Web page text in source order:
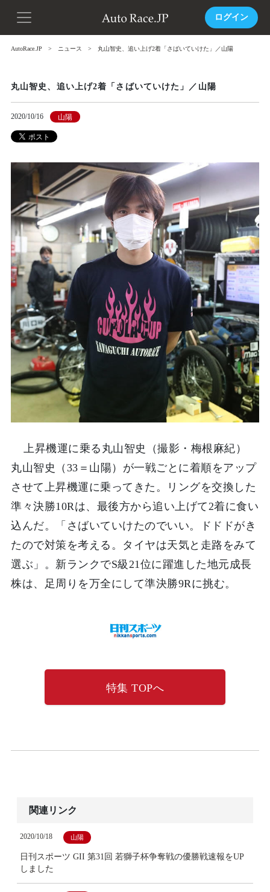
ログイン
AutoRace.JP ニュース 丸山智史、追い上げ2着「さばいていけた」／山陽
丸山智史、追い上げ2着「さばいていけた」／山陽
2020/10/16 山陽
上昇機運に乗る丸山智史（撮影・梅根麻紀）
丸山智史（33＝山陽）が一戦ごとに着順をアップ
させて上昇機運に乗ってきた。リングを交換した
準々決勝10Rは、最後方から追い上げて2着に食い
込んだ。「さばいていけたのでいい。ドドドがき
たので対策を考える。タイヤは天気と走路をみて
選ぶ」。新ランクでS級21位に躍進した地元成長
株は、足周りを万全にして準決勝9Rに挑む。
特集 TOPへ
関連リンク
2020/10/18 山陽
日刊スポーツ GII 第31回 若獅子杯争奪戦の優勝戦速報をUP
しました